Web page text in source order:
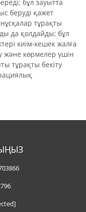
бұл зауытта
беруді қажет
тұрақты
да қолдайды; бұл
киім-кешек жалға
және көрмелер үшін
тұрақты бекіту